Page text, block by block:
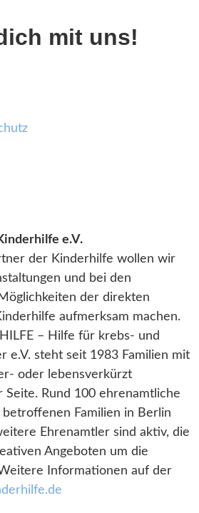
mit uns!
e.V.
der Kinderhilfe wollen wir
und bei den
der direkten
aufmerksam machen.
– Hilfe für krebs- und
e.V. steht seit 1983 Familien mit
oder lebensverkürzt
Rund 100 ehrenamtliche
Familien in Berlin
Ehrenamtler sind aktiv, die
Angeboten um die
Informationen auf der